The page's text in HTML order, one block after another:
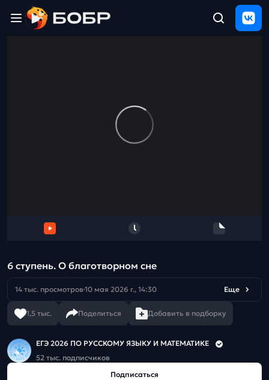
6 ступень. О благотворном сне
14 тыс. просмотров 10 мая 2026 г., 14:30 Еще
1,5 тыс. Поделиться Добавить в подборку
ЕГЭ 2026 ПО РУССКОМУ ЯЗЫКУ И МАТЕМАТИКЕ
52 тыс. подписчиков
Подписаться